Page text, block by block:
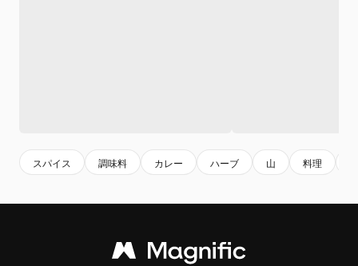
スパイス 調味料 カレー ハーブ 山 料理